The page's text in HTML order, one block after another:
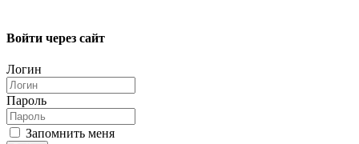
Войти через сайт
Логин
Пароль
Запомнить меня